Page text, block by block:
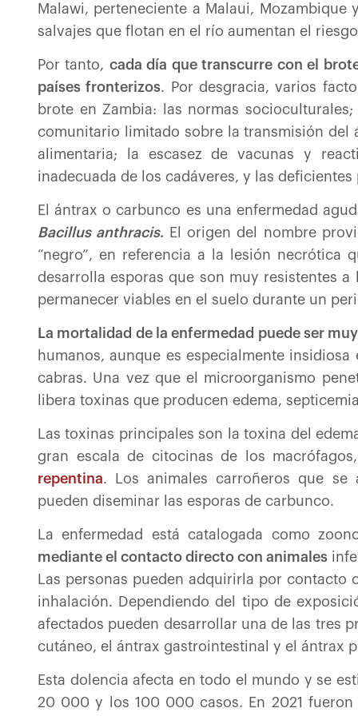
Malawi, perteneciente a Malaui, Mozambique
salvajes que flotan en el río aumentan el
Por tanto, cada día que transcurre con el
países fronterizos. Por desgracia, varios
brote en Zambia: las normas
comunitario limitado sobre la transmisión del
alimentaria; la escasez de vacunas y
inadecuada de los cadáveres, y las
El ántrax o carbunco es una enfermedad
Bacillus anthracis.
El origen del nombre
“negro”, en referencia a la lesión necrótica
desarrolla esporas que son muy resistentes
permanecer viables en el suelo durante un
La mortalidad de la enfermedad puede ser
humanos, aunque es especialmente
cabras. Una vez que el microorganismo
libera toxinas que producen edema,
Las toxinas principales son la toxina del
gran escala de citocinas de los
repentina. Los animales carroñeros que se
pueden diseminar las esporas de carbunco.
La enfermedad está catalogada como
mediante el contacto directo con animales
Las personas pueden adquirirla por
inhalación. Dependiendo del tipo de
afectados pueden desarrollar una de las tres
cutáneo, el ántrax gastrointestinal y el ántrax
Esta dolencia afecta en todo el mundo y se
20 000 y los 100 000 casos. En 2021